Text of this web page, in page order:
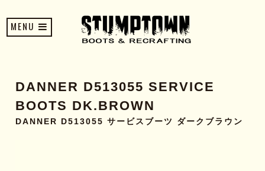
MENU
DANNER D513055 SERVICE
BOOTS DK.BROWN
DANNER D513055 サービスブーツ ダークブラウン